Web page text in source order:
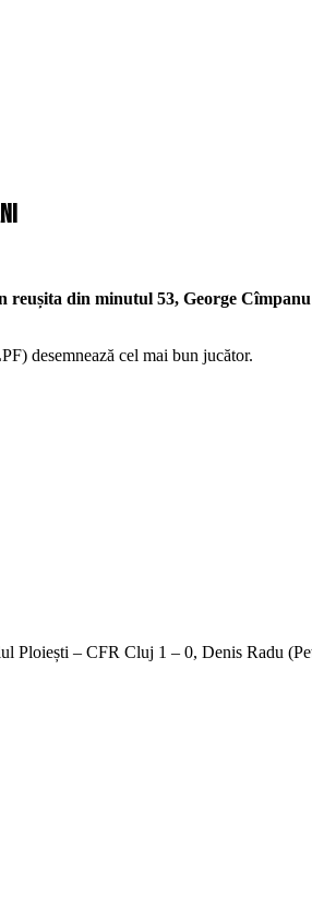
din minutul 53, George
desemnează cel mai bun jucător.
Ploiești – CFR Cluj 1 – 0, Denis Radu